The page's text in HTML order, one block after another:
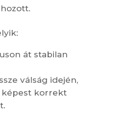
át stabilan
válság idején,
képest korrekt